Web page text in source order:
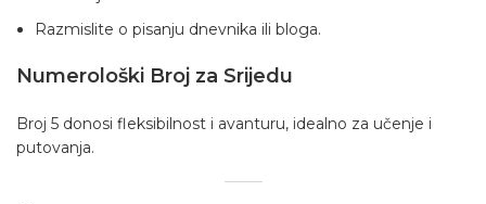
Razmislite o pisanju dnevnika ili bloga.
Numerološki Broj za Srijedu
Broj 5 donosi fleksibilnost i avanturu, idealno za učenje i
putovanja.